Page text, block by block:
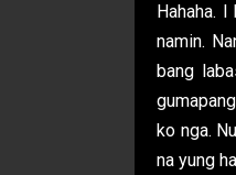
Hahaha.
namin.
bang
ko nga.
na yung